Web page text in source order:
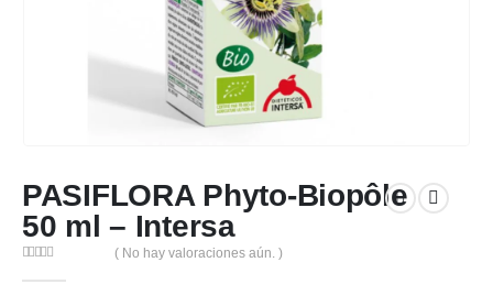
PASIFLORA Phyto-Biopôle
50 ml – Intersa
( No hay valoraciones aún. )